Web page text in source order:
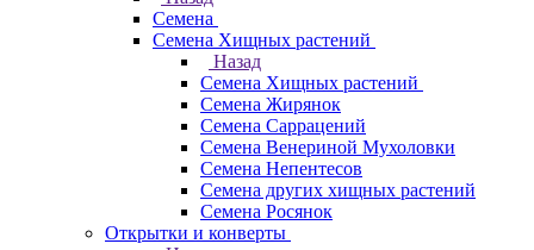
Семена
Семена Хищных растений
Назад
Семена Хищных растений
Семена Жирянок
Семена Саррацений
Семена Венериной Мухоловки
Семена Непентесов
Семена других хищных растений
Семена Росянок
Открытки и конверты